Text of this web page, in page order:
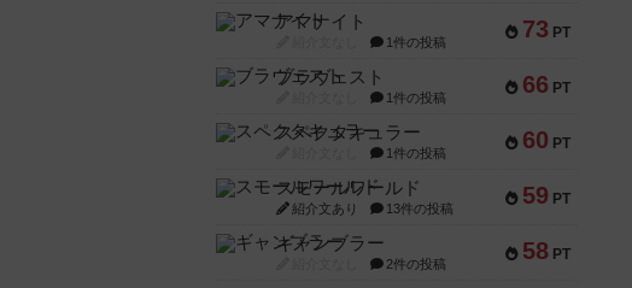
73 PT
アマナイト
1件の投稿
66 PT
ブラヴェスト
1件の投稿
60 PT
スペクタキュラー
1件の投稿
59 PT
スモールワールド
紹介文あり 13件の投稿
58 PT
ギャンブラー
2件の投稿